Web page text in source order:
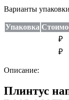
Варианты
Упаковка
₽
₽
Описание:
Плинтус